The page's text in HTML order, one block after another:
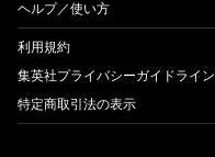
ヘルプ／使い方
利用規約
集英社プライバシーガイドライン
特定商取引法の表示